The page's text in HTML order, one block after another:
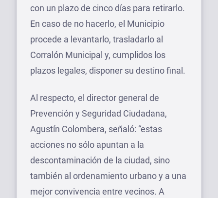
con un plazo de cinco días para retirarlo.
En caso de no hacerlo, el Municipio
procede a levantarlo, trasladarlo al
Corralón Municipal y, cumplidos los
plazos legales, disponer su destino final.
Al respecto, el director general de
Prevención y Seguridad Ciudadana,
Agustín Colombera, señaló: “estas
acciones no sólo apuntan a la
descontaminación de la ciudad, sino
también al ordenamiento urbano y a una
mejor convivencia entre vecinos. A